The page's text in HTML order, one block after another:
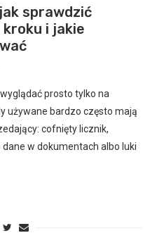
sprawdzić
i jakie
prosto tylko na
używane bardzo często mają
cofnięty licznik,
w dokumentach albo luki